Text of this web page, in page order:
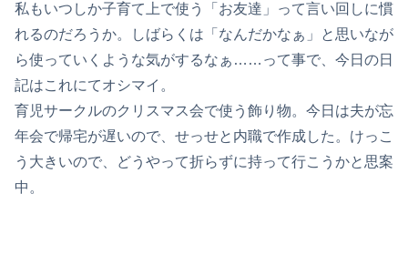
私もいつしか子育て上で使う「お友達」って言い回しに慣
れるのだろうか。しばらくは「なんだかなぁ」と思いなが
ら使っていくような気がするなぁ……って事で、今日の日
記はこれにてオシマイ。
育児サークルのクリスマス会で使う飾り物。今日は夫が忘
年会で帰宅が遅いので、せっせと内職で作成した。けっこ
う大きいので、どうやって折らずに持って行こうかと思案
中。